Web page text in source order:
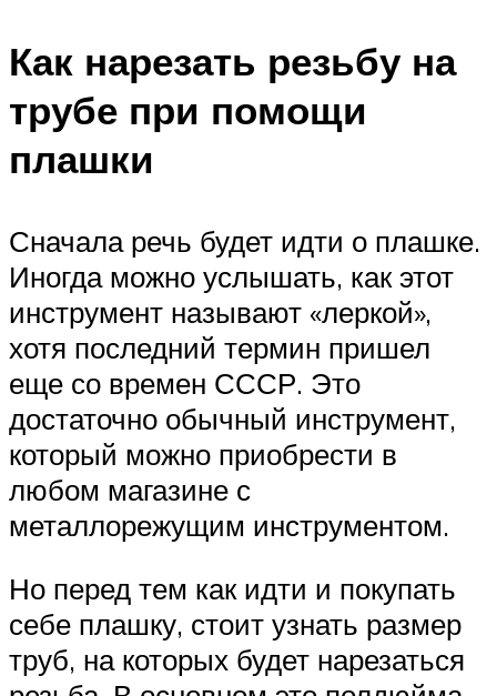
Как нарезать резьбу на
трубе при помощи
плашки
Сначала речь будет идти о плашке.
Иногда можно услышать, как этот
инструмент называют «леркой»,
хотя последний термин пришел
еще со времен СССР. Это
достаточно обычный инструмент,
который можно приобрести в
любом магазине с
металлорежущим инструментом.
Но перед тем как идти и покупать
себе плашку, стоит узнать размер
труб, на которых будет нарезаться